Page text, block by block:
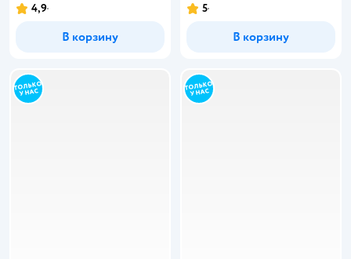
4,9
В корзину
5
В корзину